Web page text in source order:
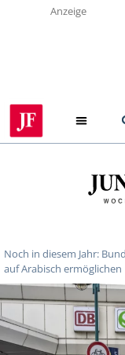
Anzeige
Noch in diesem Jahr:
auf Arabisch ermöglichen